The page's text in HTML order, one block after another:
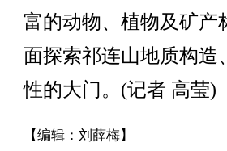
富的动物、植物及矿产
面探索祁连山地质构造
性的大门。(记者 高莹)
【编辑：刘薛梅】